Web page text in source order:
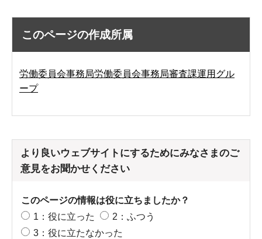
このページの作成所属
労働委員会事務局労働委員会事務局審査課運用グル
ープ
より良いウェブサイトにするためにみなさまのご
意見をお聞かせください
このページの情報は役に立ちましたか？
1：役に立った
2：ふつう
3：役に立たなかった